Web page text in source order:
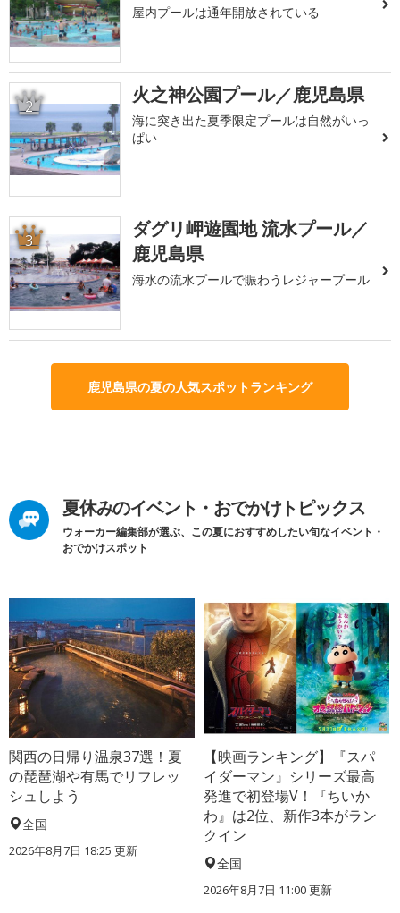
屋内プールは通年開放されている
2 火之神公園プール／鹿児島県
海に突き出た夏季限定プールは自然がいっ
ぱい
3
ダグリ岬遊園地 流水プール／
鹿児島県
海水の流水プールで賑わうレジャープール
鹿児島県の夏の人気スポットランキング
夏休みのイベント・おでかけトピックス
ウォーカー編集部が選ぶ、この夏におすすめしたい旬なイベント・
おでかけスポット
関西の日帰り温泉37選！夏
の琵琶湖や有馬でリフレッ
シュしよう
全国
2026年8月7日 18:25 更新
【映画ランキング】『スパ
イダーマン』シリーズ最高
発進で初登場V！『ちいか
わ』は2位、新作3本がラン
クイン
全国
2026年8月7日 11:00更新